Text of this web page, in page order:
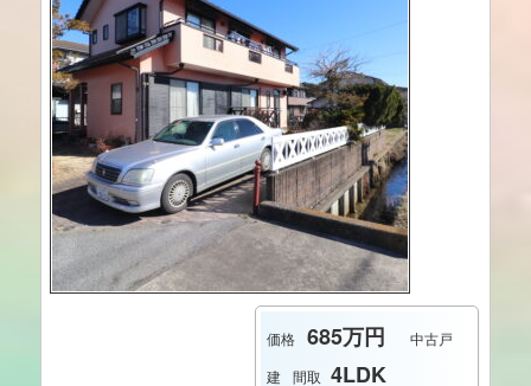
価格 685万円
中古戸
建
間取 4LDK